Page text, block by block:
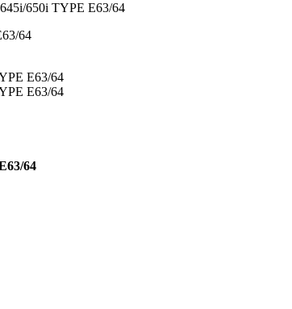
650i TYPE E63/64
64